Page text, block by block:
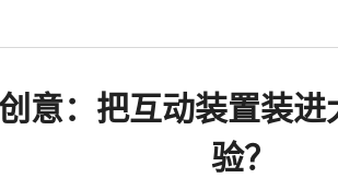
意：把互动装置装
验？